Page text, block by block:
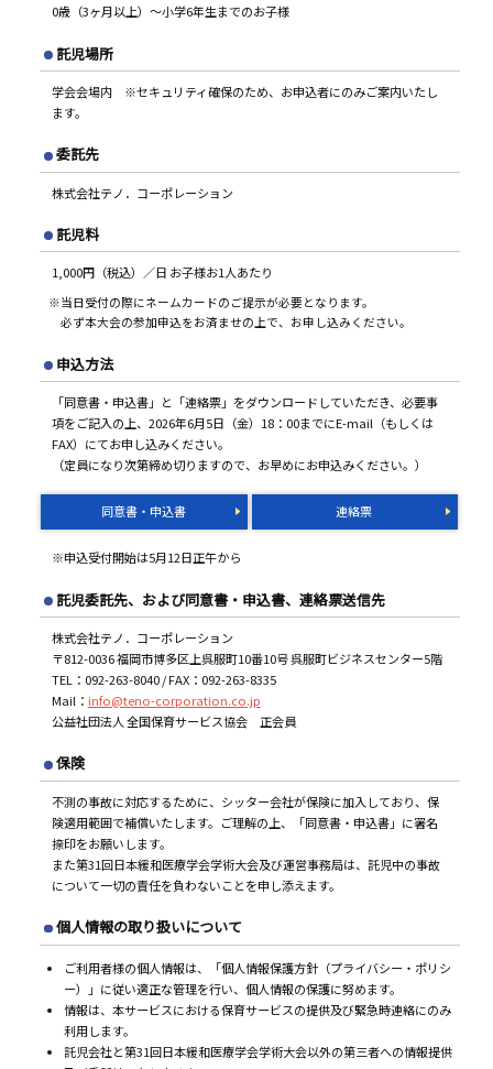
0歳（3ヶ月以上）～小学6年生までのお子様
託児場所
学会会場内 ※セキュリティ確保のため、お申込者にのみご案内いたし
ます。
委託先
株式会社テノ．コーポレーション
託児料
1,000円（税込）／日 お子様お1人あたり
※当日受付の際にネームカードのご提示が必要となります。
必ず本大会の参加申込をお済ませの上で、お申し込みください。
申込方法
「同意書・申込書」と「連絡票」をダウンロードしていただき、必要事
項をご記入の上、2026年6月5日（金）18：00までにE-mail（もしくは
FAX）にてお申し込みください。
（定員になり次第締め切りますので、お早めにお申込みください。）
同意書・申込書 連絡票
※申込受付開始は5月12日正午から
託児委託先、および同意書・申込書、連絡票送信先
株式会社テノ．コーポレーション
〒812-0036 福岡市博多区上呉服町10番10号 呉服町ビジネスセンター5階
TEL：092-263-8040 / FAX：092-263-8335
Mail： info@teno-corporation.co.jp
公益社団法人 全国保育サービス協会 正会員
保険
不測の事故に対応するために、シッター会社が保険に加入しており、保
険適用範囲で補償いたします。ご理解の上、「同意書・申込書」に署名
捺印をお願いします。
また第31回日本緩和医療学会学術大会及び運営事務局は、託児中の事故
について一切の責任を負わないことを申し添えます。
個人情報の取り扱いについて
ご利用者様の個人情報は、「個人情報保護方針（プライバシー・ポリシ
ー）」に従い適正な管理を行い、個人情報の保護に努めます。
情報は、本サービスにおける保育サービスの提供及び緊急時連絡にのみ
利用します。
託児会社と第31回日本緩和医療学会学術大会以外の第三者への情報提供